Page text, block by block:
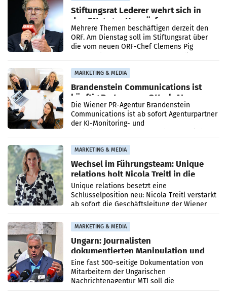
Stiftungsrat Lederer wehrt sich in
den SN gegen Vorwürfe
Mehrere Themen beschäftigen derzeit den
ORF. Am Dienstag soll im Stiftungsrat über
die vom neuen ORF-Chef Clemens Pig
MARKETING & MEDIA
Brandenstein Communications ist
künftig Partner von OtterlyAI
Die Wiener PR-Agentur Brandenstein
Communications ist ab sofort Agenturpartner
der KI-Monitoring- und
MARKETING & MEDIA
Wechsel im Führungsteam: Unique
relations holt Nicola Treitl in die
Geschäftsleitung
Unique relations besetzt eine
Schlüsselposition neu: Nicola Treitl verstärkt
ab sofort die Geschäftsleitung der Wiener
PR-Agentur an der Seite von Josef Kalina und
Anna Kalina-Mahr.
MARKETING & MEDIA
Ungarn: Journalisten
dokumentierten Manipulation und
Zensur
Eine fast 500-seitige Dokumentation von
Mitarbeitern der Ungarischen
Nachrichtenagentur MTI soll die
systematische Nachrichten-Manipulation und